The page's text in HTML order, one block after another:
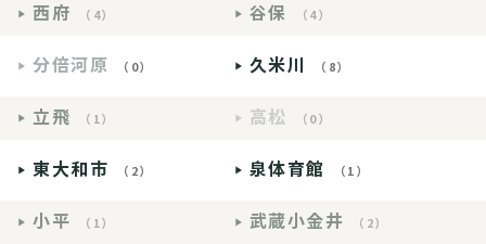
西府 （4） 谷保 （4）
分倍河原 （0） 久米川 （8）
立飛 （1） 高松 （0）
東大和市 （2） 泉体育館 （1）
小平 （1） 武蔵小金井 （2）